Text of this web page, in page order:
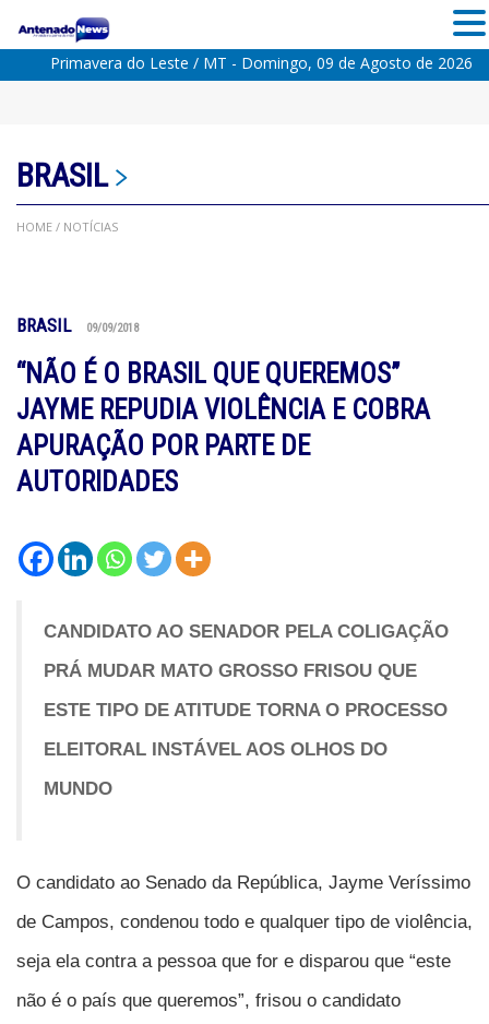
Primavera do Leste / MT - Domingo, 09 de Agosto de 2026
BRASIL
HOME / NOTÍCIAS
BRASIL 09/09/2018
“NÃO É O BRASIL QUE QUEREMOS”
JAYME REPUDIA VIOLÊNCIA E COBRA
APURAÇÃO POR PARTE DE
AUTORIDADES
CANDIDATO AO SENADOR PELA COLIGAÇÃO
PRÁ MUDAR MATO GROSSO FRISOU QUE
ESTE TIPO DE ATITUDE TORNA O PROCESSO
ELEITORAL INSTÁVEL AOS OLHOS DO
MUNDO
O candidato ao Senado da República, Jayme Veríssimo
de Campos, condenou todo e qualquer tipo de violência,
seja ela contra a pessoa que for e disparou que “este
não é o país que queremos”, frisou o candidato